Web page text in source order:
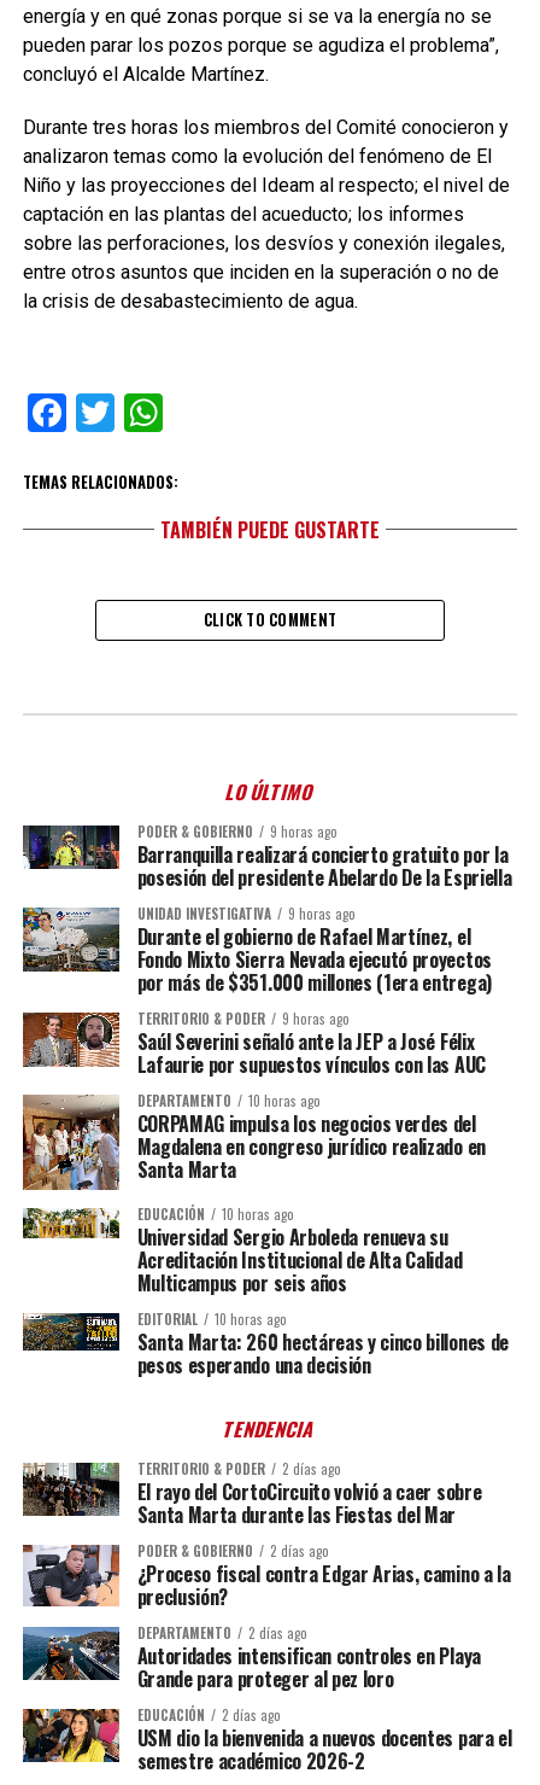
energía y en qué zonas porque si se va la energía no se
pueden parar los pozos porque se agudiza el problema”,
concluyó el Alcalde Martínez.
Durante tres horas los miembros del Comité conocieron y
analizaron temas como la evolución del fenómeno de El
Niño y las proyecciones del Ideam al respecto; el nivel de
captación en las plantas del acueducto; los informes
sobre las perforaciones, los desvíos y conexión ilegales,
entre otros asuntos que inciden en la superación o no de
la crisis de desabastecimiento de agua.
Facebook
TwitterWhatsApp
TEMAS RELACIONADOS:
TAMBIÉN PUEDE GUSTARTE
CLICK TO COMMENT
LO ÚLTIMO
PODER & GOBIERNO 9 horas ago
Barranquilla realizará concierto gratuito por la
posesión del presidente Abelardo De la Espriella
UNIDAD INVESTIGATIVA 9 horas ago
Durante el gobierno de Rafael Martínez, el
Fondo Mixto Sierra Nevada ejecutó proyectos
por más de $351.000 millones (1era entrega)
TERRITORIO & PODER 9 horas ago
Saúl Severini señaló ante la JEP a José Félix
Lafaurie por supuestos vínculos con las AUC
DEPARTAMENTO 10 horas ago
CORPAMAG impulsa los negocios verdes del
Magdalena en congreso jurídico realizado en
Santa Marta
EDUCACIÓN 10 horas ago
Universidad Sergio Arboleda renueva su
Acreditación Institucional de Alta Calidad
Multicampus por seis años
EDITORIAL 10 horas ago
Santa Marta: 260 hectáreas y cinco billones de
pesos esperando una decisión
TENDENCIA
TERRITORIO & PODER 2 días ago
El rayo del CortoCircuito volvió a caer sobre
Santa Marta durante las Fiestas del Mar
PODER & GOBIERNO 2 días ago
¿Proceso fiscal contra Edgar Arias, camino a la
preclusión?
DEPARTAMENTO 2 días ago
Autoridades intensifican controles en Playa
Grande para proteger al pez loro
EDUCACIÓN 2 días ago
USM dio la bienvenida a nuevos docentes para el
semestre académico 2026-2